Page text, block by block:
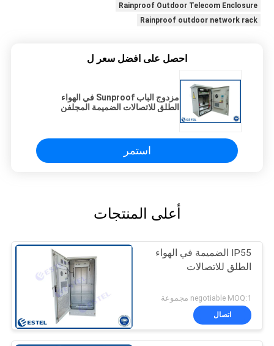
Rainproof Outdoor Telecom Enclosure
Rainproof outdoor network rack
احصل على افضل سعر ل
مزدوج الباب Sunproof في الهواء
الطلق للاتصالات الضميمة المجلفن
استمر
أعلى المنتجات
IP55 الضميمة في الهواء
الطلق للاتصالات
negotiable MOQ:1 مجموعة
اتصال